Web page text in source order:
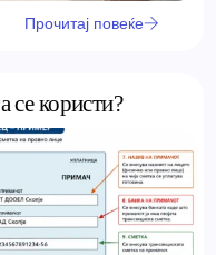
Прочитај повеќе
се користи?